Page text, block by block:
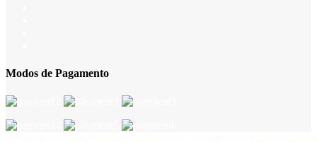
Modos de Pagamento